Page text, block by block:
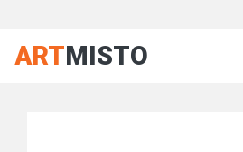
ARTMISTO